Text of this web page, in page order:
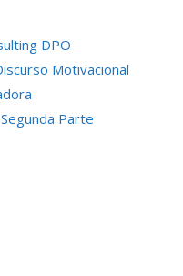
DPO
Motivacional
Parte